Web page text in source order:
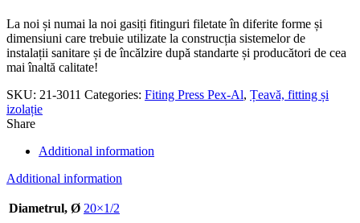
La noi și numai la noi gasiți fitinguri filetate în diferite forme și
dimensiuni care trebuie utilizate la construcția sistemelor de
instalații sanitare și de încălzire după standarte și producători de cea
mai înaltă calitate!
SKU: 21-3011 Categories: Fiting Press Pex-Al, Țeavă, fitting și
izolație
Share
Additional information
Additional information
Diametrul, Ø 20×1/2